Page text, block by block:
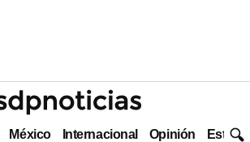
México Internacional Opinión Estilo